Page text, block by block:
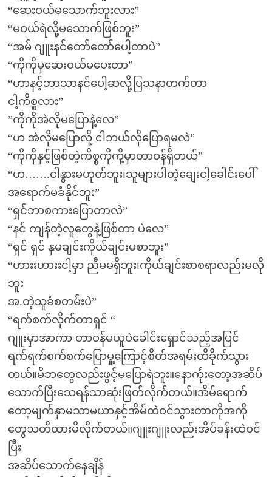
“ဆေးဝယ်မသောက်ဘူးလား”
“မဝယ်ရဲလို့မသောက်ဖြစ်ဘူး”
“အမ် ဂျူးနင်တော်တော်ပေါ့တာပဲ”
“ကိုကိုမှဆေးဝယ်မပေးတာ”
“ဟာနင့်ဘာသာနင်ပေါ့ဆလို့ပြသနာတက်တာ
ငါ့ကိစ္စလား”
”ကိုကိုအဲလိုမပြောနဲ့လေ”
“ဟ အဲလိုမပြောလို့ ငါဘယ်လိုပြောရမလဲ”
“ကိုကိုနှင့်ဖြစ်တဲ့ကိစ္စကိုကို့မှာတာဝန်ရှိတယ်”
“ဟ…….ငါနွားမဟုတ်ဘူး၊သူများပါတဲ့ချေးငါ့ခေါင်းပေါ်
အရောက်မခံနိုင်ဘူး”
“ရှင်ဘာစကားပြောတာလဲ”
“နင် ကျန်တဲ့လူတွေနဲ့ဖြစ်တာ ပဲလေ”
“ရှင် ရှင် နှမချင်းကိုယ်ချင်းမစာဘူး”
“ဟားးဟားးငါ့မှာ ညီမမရှိဘူး၊ကိုယ်ချင်းစာစရာလည်းမလို
ဘူး
အ.တဲ့သူခံစတမ်းပဲ”
“ရက်စက်လိုက်တာရှင် “
ဂျူးမှာအာကာ တာဝန်မယူပဲခေါင်းရှောင်သည့်အပြင်
ရက်ရက်စက်စက်ပြောမှု့ကြောင့်စိတ်အရမ်းထိခိုက်သွား
တယ်။မိဘတွေလည်းဖွင့်မပြောရဲဘူး။နောက်ုံးတော့အဆိပ်
သောက်ပြီးသေရန်သာဆုံးဖြတ်လိုက်တယ်။အိမ်ရောက်
တော့မျက်နှာမသာမယာနှင့်အိမ်ထဲဝင်သွားတာကိုအကို
တွေသတိထားမိလိုက်တယ်။ဂျူးဂျူးလည်းအိပ်ခန်းထဲဝင်
ပြီး
အဆိပ်သောက်နေချိန်